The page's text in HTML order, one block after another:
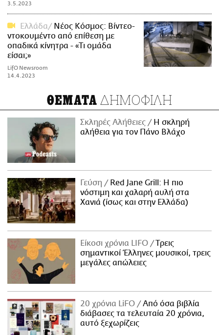
3.5.2023
Ελλάδα
Νέος Κόσμος: Βίντεο-
ντοκουμέντο από επίθεση με
οπαδικά κίνητρα - «Τι ομάδα
είσαι;»
LifO Newsroom
14.4.2023
ΘΕΜΑΤΑ ΔΗΜΟΦΙΛΗ
Σκληρές Αλήθειες
H σκληρή
αλήθεια για τον Πάνο Βλάχο
Γεύση
Red Jane Grill: Η πιο
νόστιμη και χαλαρή αυλή στα
Χανιά (ίσως και στην Ελλάδα)
Είκοσι χρόνια LIFO
Tρεις
σημαντικοί Έλληνες μουσικοί, τρεις
μεγάλες απώλειες
20 χρόνια LiFO
Από όσα βιβλία
διάβασες τα τελευταία 20 χρόνια,
αυτό ξεχωρίζεις